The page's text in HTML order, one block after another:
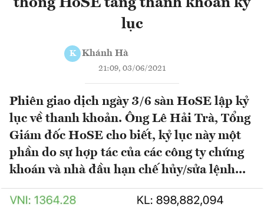
lục
K Khánh Hà
21:09, 03/06/2021
Phiên giao dịch ngày 3/6 sàn HoSE lập kỷ
lục về thanh khoản. Ông Lê Hải Trà, Tổng
Giám đốc HoSE cho biết, kỷ lục này một
phần do sự hợp tác của các công ty chứng
khoán và nhà đầu hạn chế hủy/sửa lệnh...